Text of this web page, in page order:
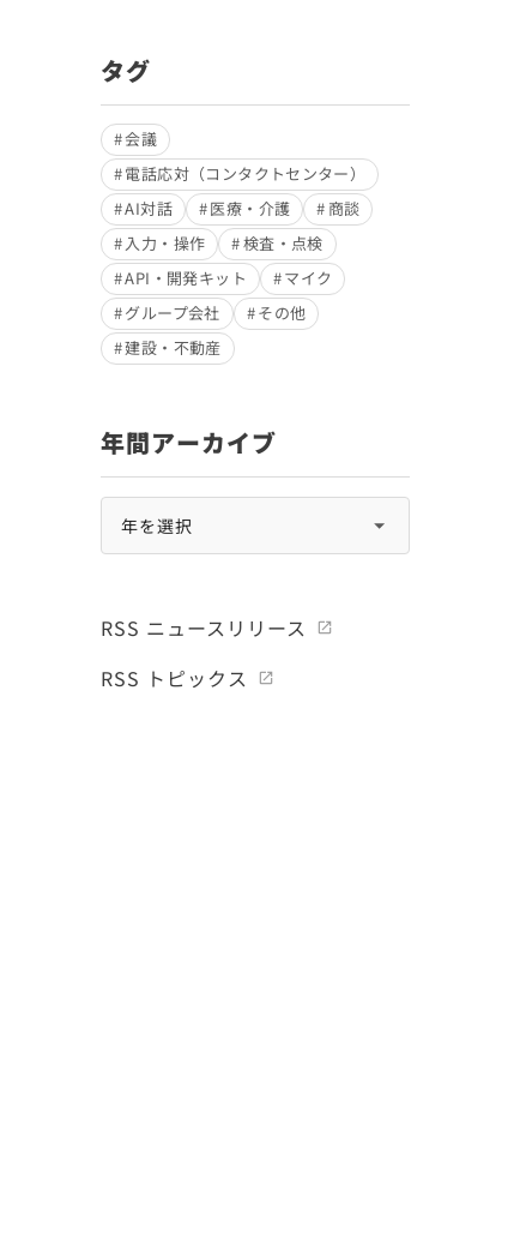
タグ
会議
電話応対（コンタクトセンター）
AI対話
医療・介護
商談
入力・操作
検査・点検
API・開発キット
マイク
グループ会社
その他
建設・不動産
年間アーカイブ
RSS ニュースリリース
RSS トピックス